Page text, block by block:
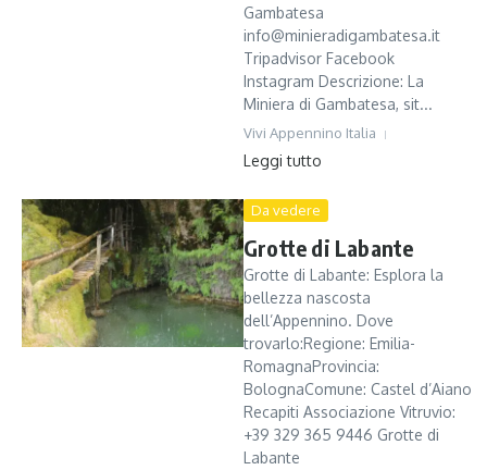
Gambatesa
info@minieradigambatesa.it
Tripadvisor Facebook
Instagram Descrizione: La
Miniera di Gambatesa, sit...
Vivi Appennino Italia
Leggi tutto
Da vedere
Grotte di Labante
Grotte di Labante: Esplora la
bellezza nascosta
dell’Appennino. Dove
trovarlo:Regione: Emilia-
RomagnaProvincia:
BolognaComune: Castel d’Aiano
Recapiti Associazione Vitruvio:
+39 329 365 9446 Grotte di
Labante